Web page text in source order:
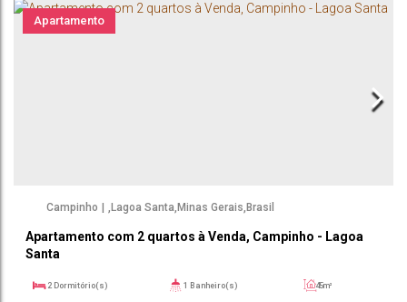
Apartamento
Apartamento com 2 quartos à Venda, Campinho - Lagoa
Santa
Campinho Lagoa Santa Minas Gerais Brasil
2 Dormitório(s) 1 Banheiro(s) 45m²